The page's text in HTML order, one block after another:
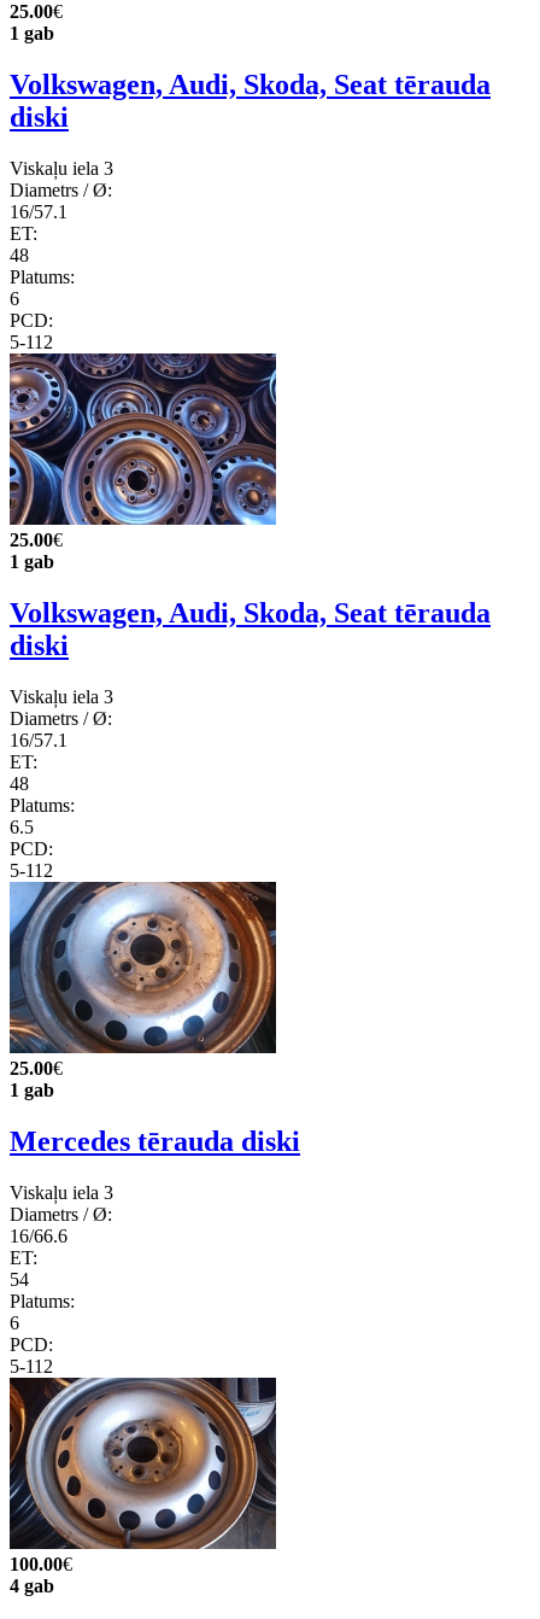
25.00€
1 gab
Volkswagen, Audi, Skoda, Seat tērauda
diski
Viskaļu iela 3
Diametrs / Ø:
16/57.1
ET:
48
Platums:
6
PCD:
5-112
25.00€
1 gab
Volkswagen, Audi, Skoda, Seat tērauda
diski
Viskaļu iela 3
Diametrs / Ø:
16/57.1
ET:
48
Platums:
6.5
PCD:
5-112
25.00€
1 gab
Mercedes tērauda diski
Viskaļu iela 3
Diametrs / Ø:
16/66.6
ET:
54
Platums:
6
PCD:
5-112
100.00€
4 gab